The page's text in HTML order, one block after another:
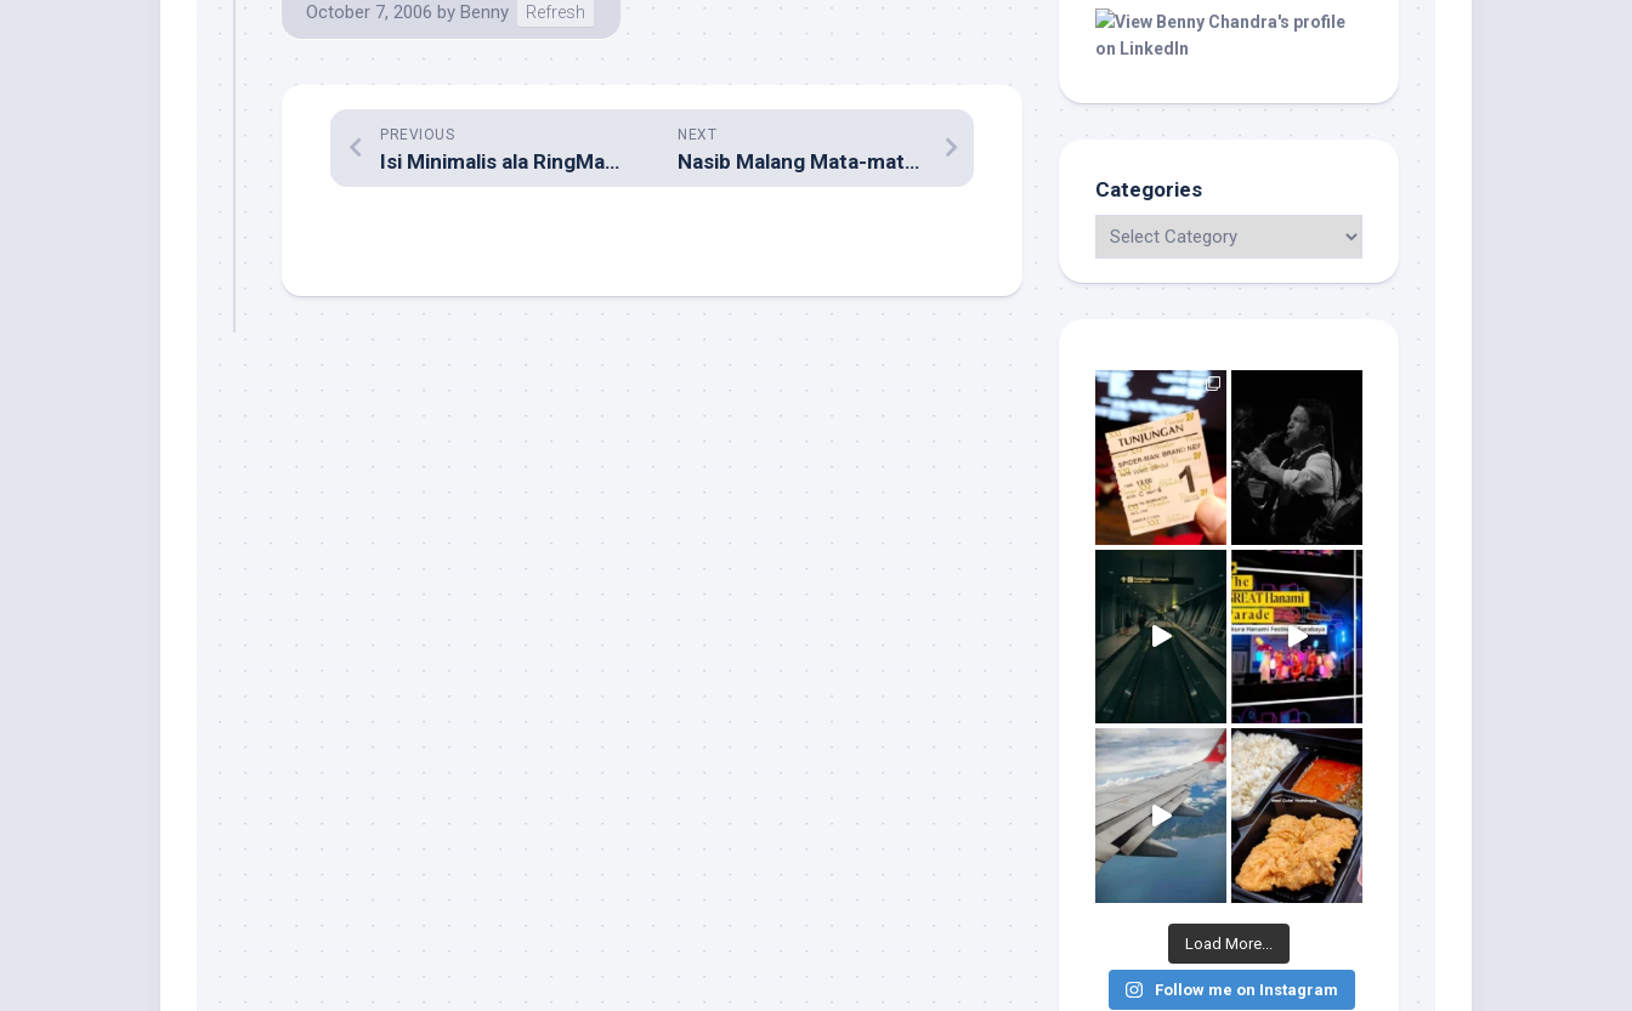
October 7, 2006 by Benny Refresh
NEXT
Nasib Malang Mata-mata Beda Nasib
PREVIOUS
Isi Minimalis ala RingMaster
Categories
Load More...
Follow me on Instagram